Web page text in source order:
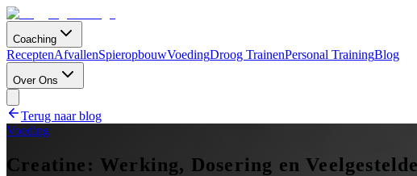
Coaching
ReceptenAfvallenSpieropbouwVoedingDroog TrainenPersonal TrainingBlog
Over Ons
Terug naar blog
Voeding
Creatine: Werking, Dosering en